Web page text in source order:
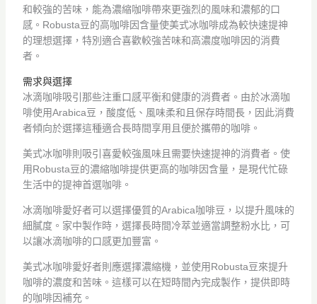
和較強的苦味，能為濃縮咖啡帶來更強烈的風味和濃郁的口
感。Robusta豆的高咖啡因含量使美式冰咖啡成為較快速提神
的理想選擇，特別適合喜歡較強苦味和高濃度咖啡因的消費
者。
需求與選擇
冰滴咖啡吸引那些注重口感平衡和健康的消費者。由於冰滴咖
啡使用Arabica豆，酸度低、風味柔和且保存時間長，因此消費
者傾向於選擇這種適合長時間享用且便於攜帶的咖啡。
美式冰咖啡則吸引喜愛較強風味且需要快速提神的消費者。使
用Robusta豆的濃縮咖啡提供更高的咖啡因含量，是現代忙碌
生活中的提神首選咖啡。
冰滴咖啡愛好者可以選擇優質的Arabica咖啡豆，以提升風味的
細膩度。家中製作時，選擇長時間冷萃並適當調整粉水比，可
以讓冰滴咖啡的口感更加豐富。
美式冰咖啡愛好者則應選擇濃縮機，並使用Robusta豆來提升
咖啡的濃度和苦味。這樣可以在短時間內完成製作，提供即時
的咖啡因補充。